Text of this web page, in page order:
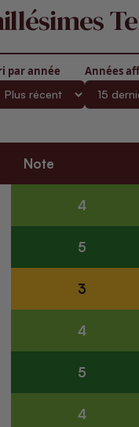
par année Années
Note
4
5
3
4
5
4